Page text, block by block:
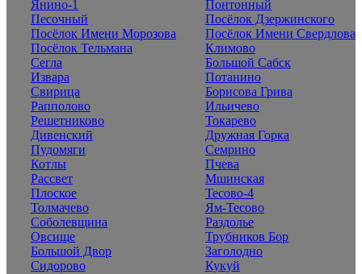
Янино-1
Понтонный
Песочный
Посёлок Дзержинского
Посёлок Имени Морозова
Посёлок Имени Свердлова
Посёлок Тельмана
Климово
Сегла
Большой Сабск
Извара
Потанино
Свирица
Борисова Грива
Рапполово
Ильичево
Решетниково
Токарево
Дивенский
Дружная Горка
Пудомяги
Семрино
Котлы
Пчева
Рассвет
Мшинская
Плоское
Тесово-4
Толмачево
Ям-Тесово
Соболевщина
Раздолье
Овсище
Трубников Бор
Большой Двор
Заголодно
Сидорово
Кукуй